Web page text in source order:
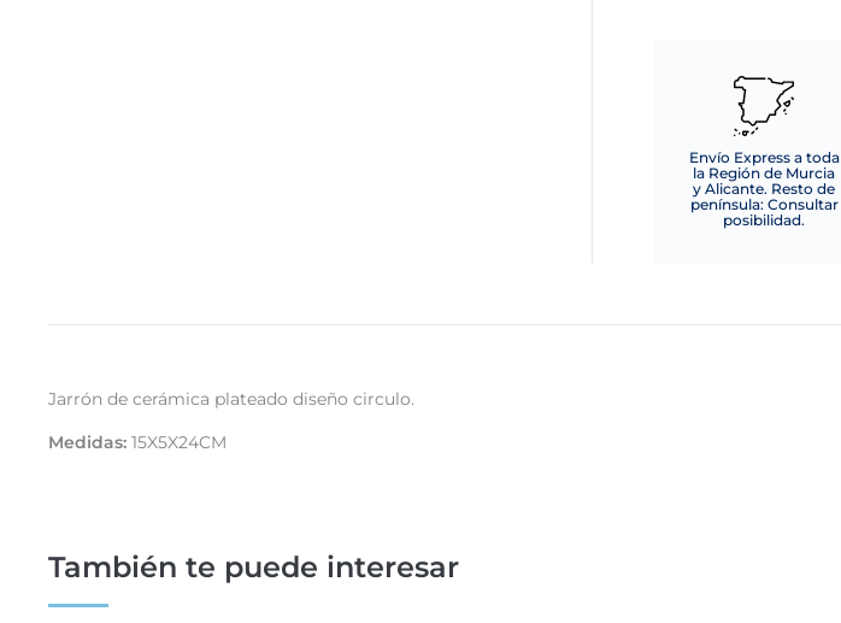
Envío Express a toda
la Región de Murcia
y Alicante. Resto de
península: Consultar
posibilidad.
Jarrón de cerámica plateado diseño circulo.
Medidas: 15X5X24CM
También te puede interesar